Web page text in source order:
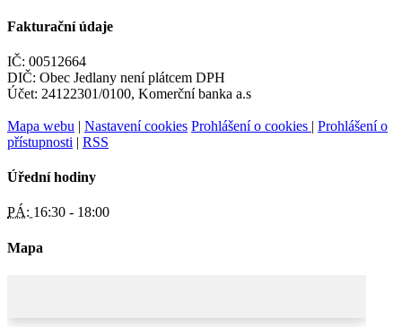
Fakturační údaje
IČ: 00512664
DIČ: Obec Jedlany není plátcem DPH
Účet: 24122301/0100, Komerční banka a.s
Mapa webu | Nastavení cookies Prohlášení o cookies | Prohlášení o
přístupnosti | RSS
Úřední hodiny
PÁ: 16:30 - 18:00
Mapa